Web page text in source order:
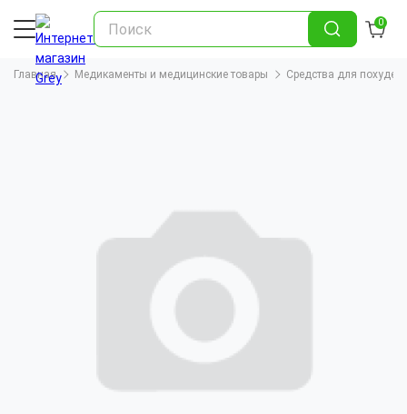
0
Главная Медикаменты и медицинские товары Средства для